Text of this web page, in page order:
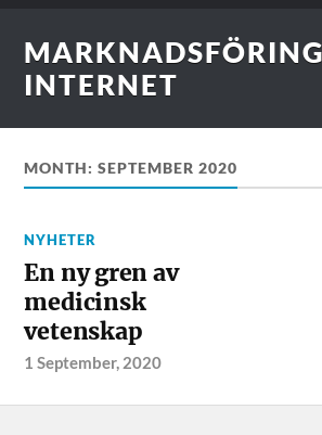
INTERNET
MONTH:SEPTEMBER 2020
NYHETER
En ny gren av
medicinsk
vetenskap
1 September, 2020